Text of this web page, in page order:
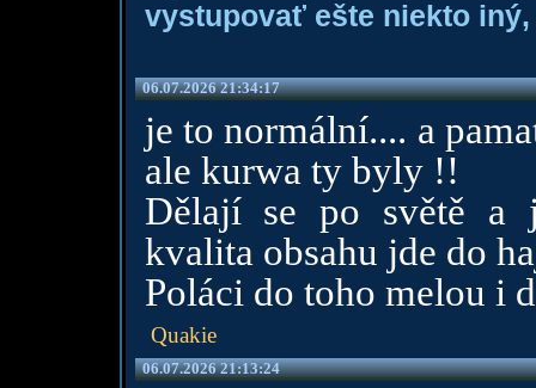
vystupovať ešte niekto
06.07.2026 21:34:17
je to normální.... a
ale kurwa ty byly !!
Dělají se po světě a
kvalita obsahu jde do
Poláci do toho melou i
Quakie
06.07.2026 21:13:24